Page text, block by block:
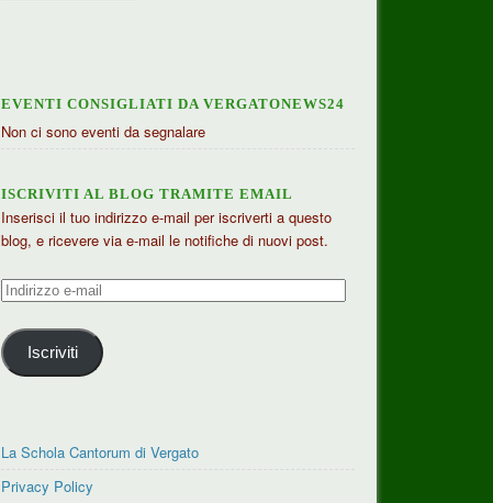
EVENTI CONSIGLIATI DA VERGATONEWS24
Non ci sono eventi da segnalare
ISCRIVITI AL BLOG TRAMITE EMAIL
Inserisci il tuo indirizzo e-mail per iscriverti a questo
blog, e ricevere via e-mail le notifiche di nuovi post.
Indirizzo
mail
Iscriviti
La Schola Cantorum di Vergato
Privacy Policy